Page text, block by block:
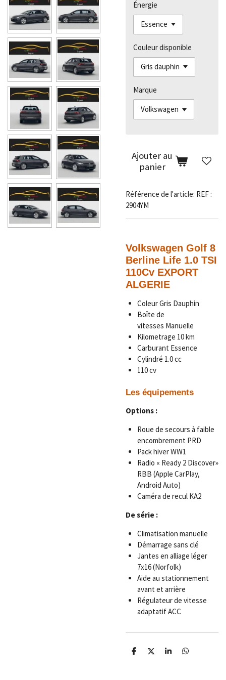
Énergie
Couleur disponible
Marque
Ajouter au
panier
Référence de l'article: REF :
2904YM
Volkswagen Golf 8
Berline Life 1.0 TSI
110Cv EXPORT
ALGERIE
ColeurGris Dauphin
Boîte de
vitesses Manuelle
Kilometrage 10 km
Carburant Essence
Cylindré 1.0 cc
110 cv
Les équipements
Options :
Roue de secours à faible
encombrement PRD
Pack hiver WW1
Radio « Ready 2 Discover»
RBB (Apple CarPlay,
Android Auto)
Caméra de recul KA2
De série :
Climatisation manuelle
Démarrage sans clé
Jantes en alliage léger
7x16 (Norfolk)
Aide au stationnement
avant et arrière
Régulateur de vitesse
adaptatif ACC
P
P
P
P